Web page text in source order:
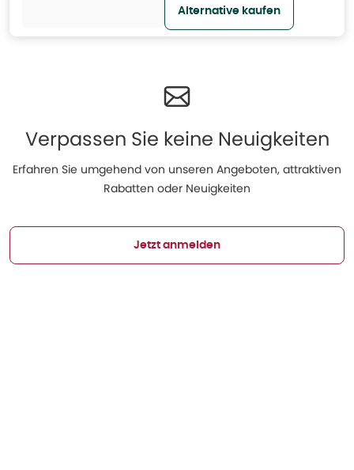
Alternative kaufen
Verpassen Sie keine Neuigkeiten
Erfahren Sie umgehend von unseren Angeboten, attraktiven
Rabatten oder Neuigkeiten
Jetzt anmelden